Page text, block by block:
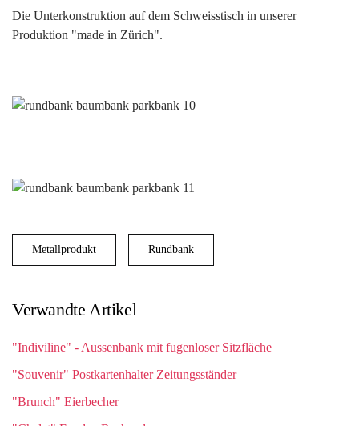
Die Unterkonstruktion auf dem Schweisstisch in unserer
Produktion "made in Zürich".
Metallprodukt Rundbank
Verwandte Artikel
"Indiviline" - Aussenbank mit fugenloser Sitzfläche
"Souvenir" Postkartenhalter Zeitungsständer
"Brunch" Eierbecher